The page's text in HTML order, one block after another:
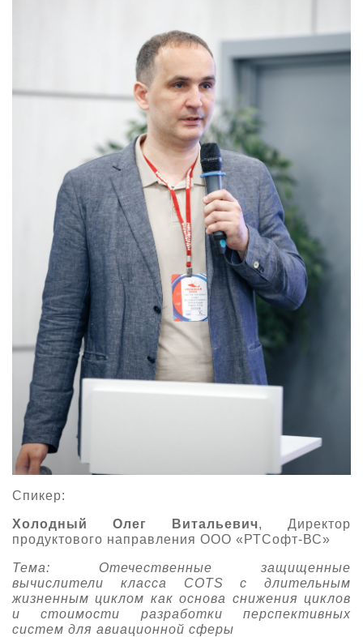
Спикер:
Холодный Олег Витальевич, Директор
продуктового направления ООО «РТСофт-ВС»
Тема: Отечественные защищенные
вычислители класса COTS с длительным
жизненным циклом как основа снижения циклов
и стоимости разработки перспективных
систем для авиационной сферы